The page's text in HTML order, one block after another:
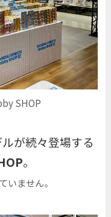
SHOP
が続々登場する
。
ません。